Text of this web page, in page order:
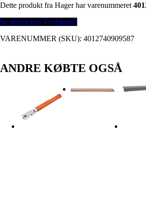
Dette produkt fra Hager har varenummeret
Se prisen hos Vvshjørnet
VARENUMMER (SKU): 4012740909587
ANDRE KØBTE OGSÅ